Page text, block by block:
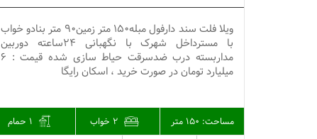
ویلا فلت سند دارفول مبله150 متر زمین90 متر بنادو خواب
با مسترداخل شهرک با نگهبانی 24ساعته دوربین
مداربسته درب ضدسرقت حیاط سازی شده قیمت : 6
میلیارد تومان در صورت خرید ، اسکان رایگا
مساحت: 150 متر 2 خواب 1 حمام